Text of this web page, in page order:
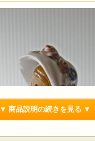
▼ 商品説明の続きを見る ▼